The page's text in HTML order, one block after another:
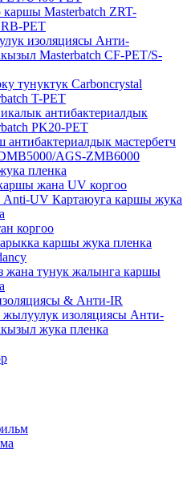
каршы Masterbatch ZRT-
PET
изоляциясы Анти-
Masterbatch CF-PET/S-
тунуктук Carboncrystal
T-PET
антибактериалдык
PK20-PET
мастербетч
AGS-ZMB6000
пленка
жана UV коргоо
Anti-UV Картаюуга каршы жука
коргоо
каршы жука пленка
жана тунук жалынга каршы
& Анти-IR
жылуулук изоляциясы Анти-
жука пленка